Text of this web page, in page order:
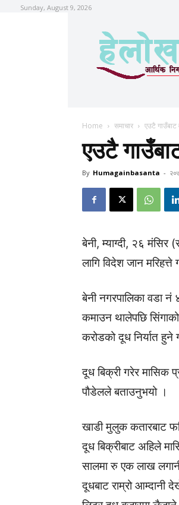
Sunday, August 9, 2026
Home समाचार एउटै गाउँबाट
एउटै
By Humagainbasanta -
बेनी, म्याग्दी, २६
लागि विदेश जान मरिहत्ते
बेनी नगरपालिका वडा नं
कमाउन थालेपछि
करोडको दूध निर्यात हुने
दूध बिक्री गरेर मासिक
पौडेलले बताउनुभयो ।
खाडी मुलुक कतारबाट
दूध बिक्रीबाट अहिले
सालमा रु एक लाख
दूधबाट राम्रो आम्दानी